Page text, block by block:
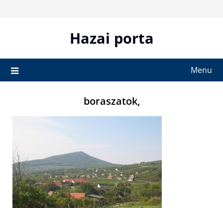
Hazai porta
Menu
boraszatok,